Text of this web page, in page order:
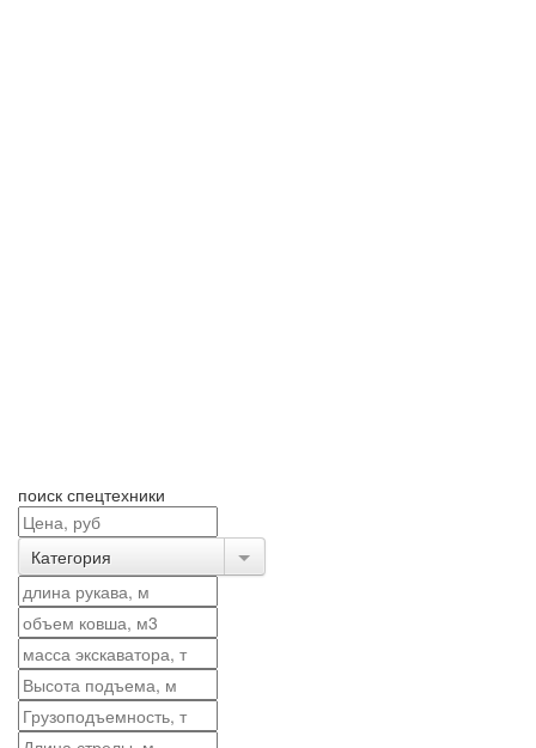
поиск спецтехники
Категория